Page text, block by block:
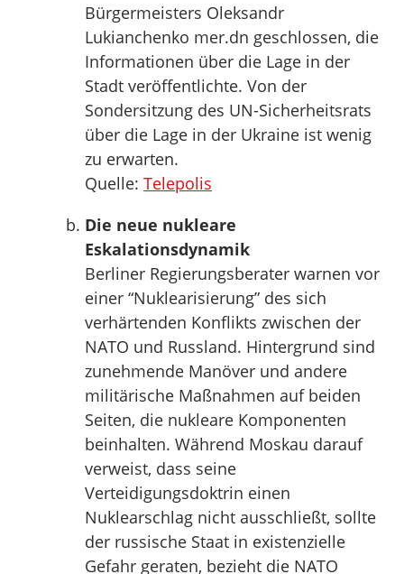
Bürgermeisters Oleksandr
Lukianchenko mer.dn geschlossen, die
Informationen über die Lage in der
Stadt veröffentlichte. Von der
Sondersitzung des UN-Sicherheitsrats
über die Lage in der Ukraine ist wenig
zu erwarten.
Quelle: Telepolis
Die neue nukleare
Eskalationsdynamik
Berliner Regierungsberater warnen vor
einer “Nuklearisierung” des sich
verhärtenden Konflikts zwischen der
NATO und Russland. Hintergrund sind
zunehmende Manöver und andere
militärische Maßnahmen auf beiden
Seiten, die nukleare Komponenten
beinhalten. Während Moskau darauf
verweist, dass seine
Verteidigungsdoktrin einen
Nuklearschlag nicht ausschließt, sollte
der russische Staat in existenzielle
Gefahr geraten, bezieht die NATO